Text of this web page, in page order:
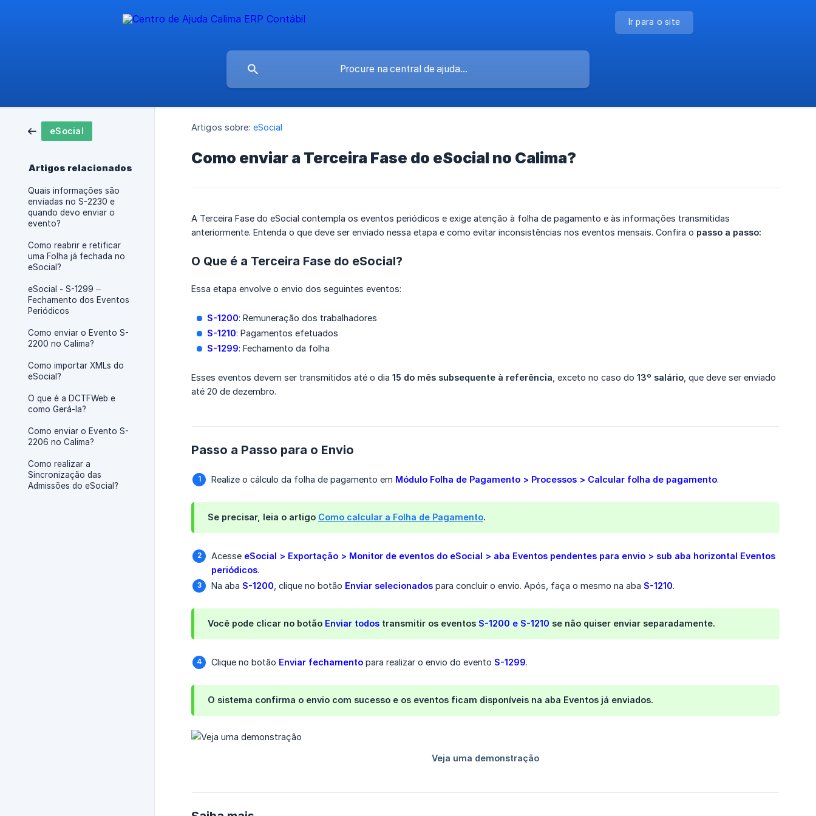
Ir para o site
eSocial
Artigos relacionados
Quais informações são
enviadas no S-2230 e
quando devo enviar o
evento?
Como reabrir e retificar
uma Folha já fechada no
eSocial?
eSocial - S-1299 –
Fechamento dos Eventos
Periódicos
Como enviar o Evento S-
2200 no Calima?
Como importar XMLs do
eSocial?
O que é a DCTFWeb e
como Gerá-la?
Como enviar o Evento S-
2206 no Calima?
Como realizar a
Sincronização das
Admissões do eSocial?
Artigos sobre: eSocial
Como enviar a Terceira Fase do eSocial no Calima?
A Terceira Fase do eSocial contempla os eventos periódicos e exige atenção à folha de pagamento e às informações transmitidas
anteriormente. Entenda o que deve ser enviado nessa etapa e como evitar inconsistências nos eventos mensais. Confira o passo a passo:
O Que é a Terceira Fase do eSocial?
Essa etapa envolve o envio dos seguintes eventos:
S-1200: Remuneração dos trabalhadores
S-1210: Pagamentos efetuados
S-1299: Fechamento da folha
Esses eventos devem ser transmitidos até o dia 15 do mês subsequente à referência , exceto no caso do 13º salário , que deve ser enviado
até 20 de dezembro.
Passo a Passo para o Envio
Realize o cálculo da folha de pagamento em Módulo Folha de Pagamento > Processos > Calcular folha de pagamento.
Se precisar, leia o artigo Como calcular a Folha de Pagamento.
Acesse eSocial > Exportação > Monitor de eventos do eSocial > aba Eventos pendentes para envio > sub aba horizontal Eventos
periódicos.
Na aba S-1200 , clique no botão Enviar selecionados para concluir o envio. Após, faça o mesmo na aba S-1210.
Você pode clicar no botão Enviar todos transmitir os eventos S-1200 e S-1210 se não quiser enviar separadamente.
Clique no botão Enviar fechamento para realizar o envio do evento S-1299.
O sistema confirma o envio com sucesso e os eventos ficam disponíveis na aba Eventos já enviados.